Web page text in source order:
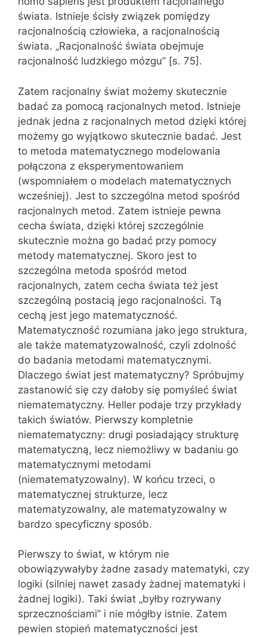
świata. Istnieje ścisły związek pomiędzy
racjonalnością człowieka, a racjonalnością
świata. „Racjonalność świata obejmuje
racjonalność ludzkiego mózgu” [s. 75].
Zatem racjonalny świat możemy skutecznie
badać za pomocą racjonalnych metod. Istnieje
jednak jedna z racjonalnych metod dzięki której
możemy go wyjątkowo skutecznie badać. Jest
to metoda matematycznego modelowania
połączona z eksperymentowaniem
(wspomniałem o modelach matematycznych
wcześniej). Jest to szczególna metod spośród
racjonalnych metod. Zatem istnieje pewna
cecha świata, dzięki której szczególnie
skutecznie można go badać przy pomocy
metody matematycznej. Skoro jest to
szczególna metoda spośród metod
racjonalnych, zatem cecha świata też jest
szczególną postacią jego racjonalności. Tą
cechą jest jego matematyczność.
Matematyczność rozumiana jako jego struktura,
ale także matematyzowalność, czyli zdolność
do badania metodami matematycznymi.
Dlaczego świat jest matematyczny? Spróbujmy
zastanowić się czy dałoby się pomyśleć świat
niematematyczny. Heller podaje trzy przykłady
takich światów. Pierwszy kompletnie
niematematyczny: drugi posiadający strukturę
matematyczną, lecz niemożliwy w badaniu go
matematycznymi metodami
(niematematyzowalny). W końcu trzeci, o
matematycznej strukturze, lecz
matematyzowalny, ale matematyzowalny w
bardzo specyficzny sposób.
Pierwszy to świat, w którym nie
obowiązywałyby żadne zasady matematyki, czy
logiki (silniej nawet zasady żadnej matematyki i
żadnej logiki). Taki świat „byłby rozrywany
sprzecznościami” i nie mógłby istnie. Zatem
pewien stopień matematyczności jest